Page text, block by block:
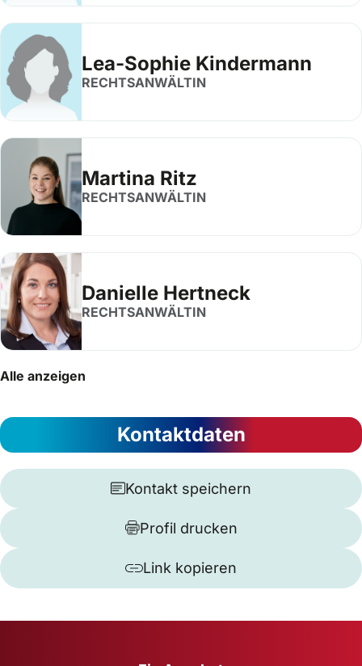
Lea-Sophie Kindermann
RECHTSANWÄLTIN
Martina Ritz
RECHTSANWÄLTIN
Danielle Hertneck
RECHTSANWÄLTIN
Alle anzeigen
Kontaktdaten
Kontakt speichern
Profil drucken
Link kopieren